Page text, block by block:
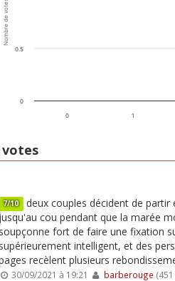
Nombre de votes
0 1
0
0.5
votes
7/10 deux couples décident de partir
jusqu'au cou pendant que la marée
soupçonne fort de faire une fixation
supérieurement intelligent, et des
recèlent plusieurs
30/09/2021 à 19:21 barberouge